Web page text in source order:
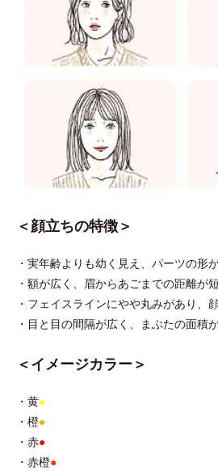
＜顔立ちの特徴＞
・実年齢よりも幼く見え、パーツの形
・額が広く、眉からあごまでの距離が
・フェイスラインにやや丸みがあり、
・目と目の間隔が広く、まぶたの面積
＜イメージカラー＞
・黄●
・橙●
・赤●
・赤橙●